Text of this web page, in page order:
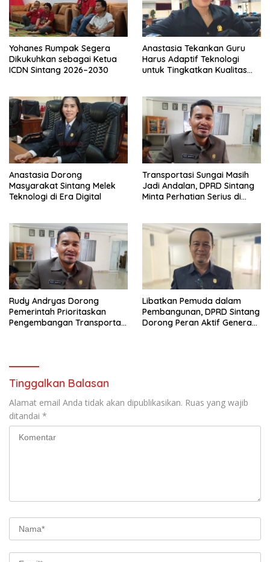
Yohanes Rumpak Segera
Dikukuhkan sebagai Ketua
ICDN Sintang 2026–2030
Anastasia Tekankan Guru
Harus Adaptif Teknologi
untuk Tingkatkan Kualitas
Anastasia Dorong
Masyarakat Sintang Melek
Teknologi di Era Digital
Transportasi Sungai Masih
Jadi Andalan, DPRD Sintang
Minta Perhatian Serius di
Rudy Andryas Dorong
Pemerintah Prioritaskan
Pengembangan Transportasi
Libatkan Pemuda dalam
Pembangunan, DPRD Sintang
Dorong Peran Aktif Generasi
Tinggalkan Balasan
Alamat email Anda tidak akan dipublikasikan. Ruas yang wajib
ditandai *